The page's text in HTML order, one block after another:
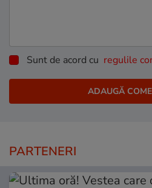
Sunt de acord cu regulile
PARTENERI